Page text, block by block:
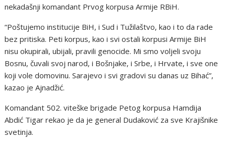
nekadašnji komandant Prvog korpusa Armije RBiH.
“Poštujemo institucije BiH, i Sud i Tužilaštvo, kao i to da rade
bez pritiska. Peti korpus, kao i svi ostali korpusi Armije BiH
nisu okupirali, ubijali, pravili genocide. Mi smo voljeli svoju
Bosnu, čuvali svoj narod, i Bošnjake, i Srbe, i Hrvate, i sve one
koji vole domovinu. Sarajevo i svi gradovi su danas uz Bihać”,
kazao je Ajnadžić.
Komandant 502. viteške brigade Petog korpusa Hamdija
Abdić Tigar rekao je da je general Dudaković za sve Krajišnike
svetinja.